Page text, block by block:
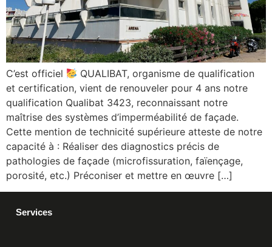
C’est officiel
QUALIBAT, organisme de qualification
et certification, vient de renouveler pour 4 ans notre
qualification Qualibat 3423, reconnaissant notre
maîtrise des systèmes d’imperméabilité de façade.
Cette mention de technicité supérieure atteste de notre
capacité à : Réaliser des diagnostics précis de
pathologies de façade (microfissuration, faïençage,
porosité, etc.) Préconiser et mettre en œuvre […]
Services